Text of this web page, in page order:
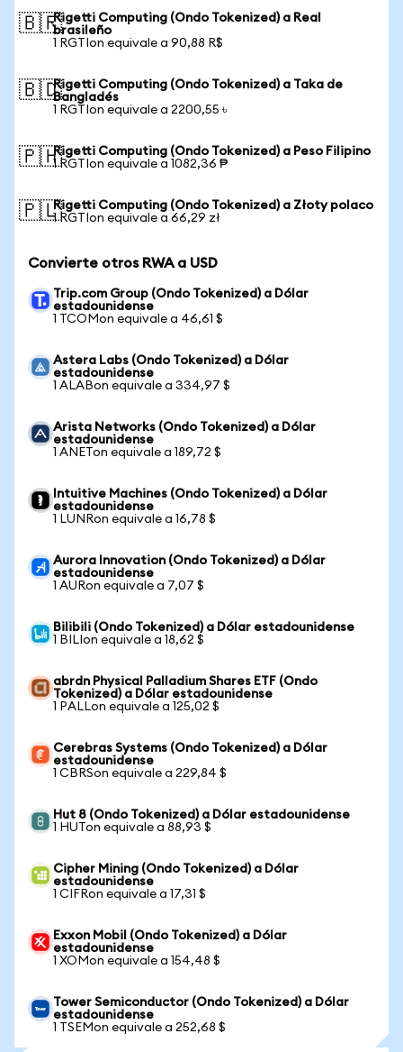
🇧🇷Rigetti Computing (Ondo Tokenized) a Real
brasileño
1 RGTIon equivale a 90,88 R$
🇧🇩Rigetti Computing (Ondo Tokenized) a Taka de
Bangladés
1 RGTIon equivale a 2200,55 ৳
🇵🇭Rigetti Computing (Ondo Tokenized) a Peso Filipino
1 RGTIon equivale a 1082,36 ₱
🇵🇱Rigetti Computing (Ondo Tokenized) a Złoty polaco
1 RGTIon equivale a 66,29 zł
Convierte otros RWA a USD
Trip.com Group (Ondo Tokenized) a Dólar
estadounidense
1 TCOMon equivale a 46,61 $
Astera Labs (Ondo Tokenized) a Dólar
estadounidense
1 ALABon equivale a 334,97 $
Arista Networks (Ondo Tokenized) a Dólar
estadounidense
1 ANETon equivale a 189,72 $
Intuitive Machines (Ondo Tokenized) a Dólar
estadounidense
1 LUNRon equivale a 16,78 $
Aurora Innovation (Ondo Tokenized) a Dólar
estadounidense
1 AURon equivale a 7,07 $
Bilibili (Ondo Tokenized) a Dólar estadounidense
1 BILIon equivale a 18,62 $
abrdn Physical Palladium Shares ETF (Ondo
Tokenized) a Dólar estadounidense
1 PALLon equivale a 125,02 $
Cerebras Systems (Ondo Tokenized) a Dólar
estadounidense
1 CBRSon equivale a 229,84 $
Hut 8 (Ondo Tokenized) a Dólar estadounidense
1 HUTon equivale a 88,93 $
Cipher Mining (Ondo Tokenized) a Dólar
estadounidense
1 CIFRon equivale a 17,31 $
Exxon Mobil (Ondo Tokenized) a Dólar
estadounidense
1 XOMon equivale a 154,48 $
Tower Semiconductor (Ondo Tokenized) a Dólar
estadounidense
1 TSEMon equivale a 252,68 $